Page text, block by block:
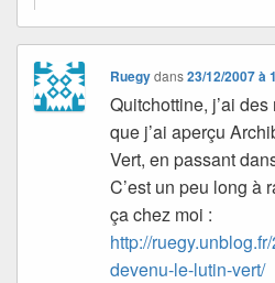
Ruegydans23/12/2007 à
Quitchottine, j’ai
que j’ai aperçu
Vert, en passant
C’est un peu long à
ça chez moi :
http://
devenu-le-lutin-vert/